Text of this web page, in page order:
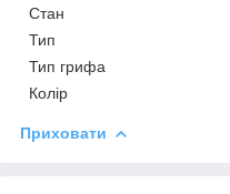
Стан
Тип
Тип грифа
Колір
Приховати